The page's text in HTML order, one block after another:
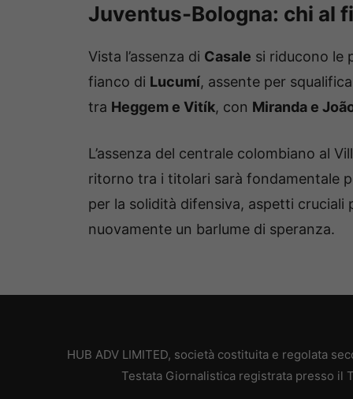
Juventus-Bologna: chi al
Vista l’assenza di Casale si riducono le
fianco di Lucumí, assente per
tra Heggem e Vitík, con Miranda e
L’assenza del centrale colombiano al
ritorno tra i titolari sarà fondamentale
per la solidità difensiva, aspetti
nuovamente un barlume di speranza.
HUB ADV LIMITED, società costituita e regolata
Testata Giornalistica registrata presso il